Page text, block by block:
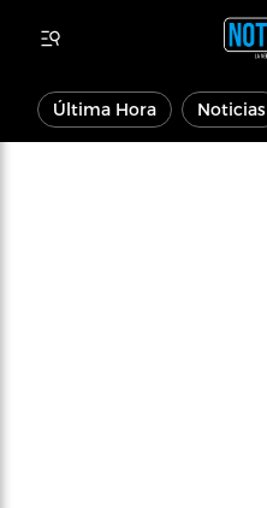
Última Hora Noticias